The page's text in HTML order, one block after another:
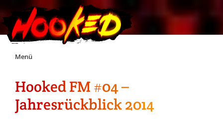
Skip
Menü
Unterstützt Hooked!
Exklusiv für Supporter*innen
Hooked FM #04 –
Jahresrückblick 2014